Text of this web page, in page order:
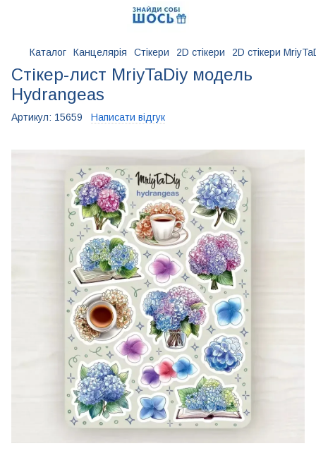
Каталог Канцелярія Стікери 2D стікери 2D стікери
Стікер-лист MriyTaDiy модель
Hydrangeas
Артикул: 15659 Написати відгук